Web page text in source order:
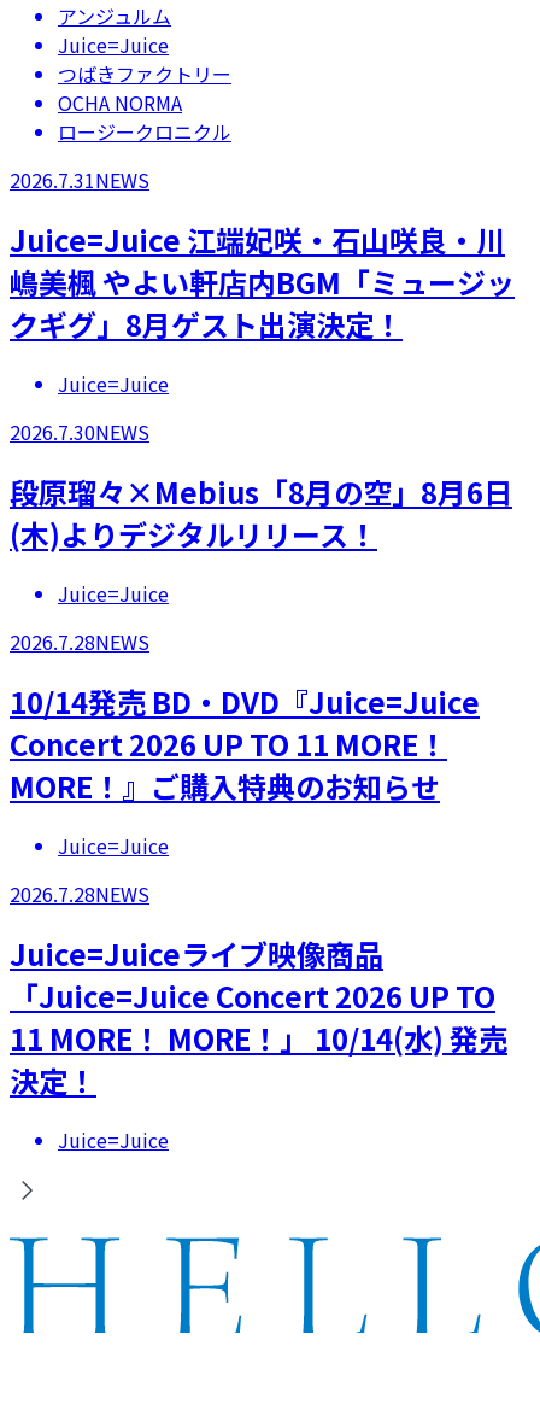
アンジュルム
Juice=Juice
つばきファクトリー
OCHA NORMA
ロージークロニクル
2026.7.31NEWS
Juice=Juice 江端妃咲・石山咲良・川
嶋美楓 やよい軒店内BGM「ミュージッ
クギグ」8月ゲスト出演決定！
Juice=Juice
2026.7.30NEWS
段原瑠々×Mebius「8月の空」8月6日
(木)よりデジタルリリース！
Juice=Juice
2026.7.28NEWS
10/14発売 BD・DVD『Juice=Juice
Concert 2026 UP TO 11 MORE！
MORE！』ご購入特典のお知らせ
Juice=Juice
2026.7.28NEWS
Juice=Juiceライブ映像商品
「Juice=Juice Concert 2026 UP TO
11 MORE！ MORE！」 10/14(水) 発売
決定！
Juice=Juice